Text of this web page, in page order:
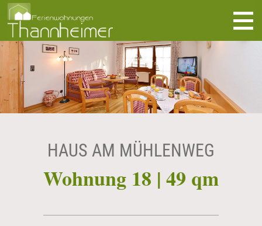
direkt zur Navigation
direkt zum Inhalt
HAUS AM MÜHLENWEG
Wohnung 18 | 49 qm